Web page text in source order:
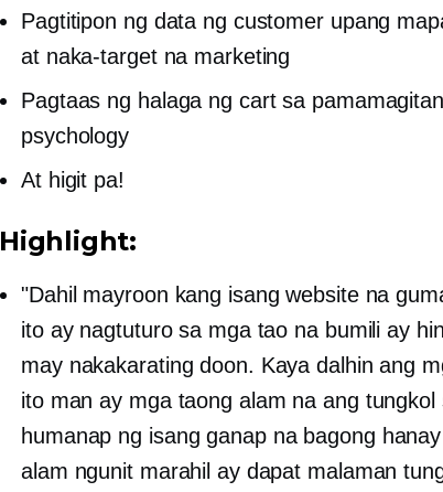
Pagtitipon ng data ng customer upang
at naka-target na marketing
Pagtaas ng halaga ng cart sa
psychology
At higit pa!
Highlight:
"Dahil mayroon kang isang website na
ito ay nagtuturo sa mga tao na bumili ay
may nakakarating doon. Kaya dalhin ang
ito man ay mga taong alam na ang
humanap ng isang ganap na bagong
alam ngunit marahil ay dapat malaman